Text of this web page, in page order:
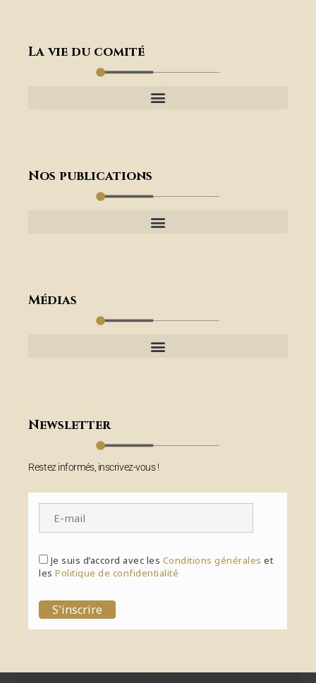
La vie du comité
Nos publications
Médias
Newsletter
Restez informés, inscrivez-vous !
Je suis d’accord avec les Conditions générales et
lesPolitique de confidentialité
S'inscrire